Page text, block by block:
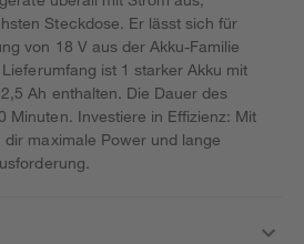
Steckdose. Er lässt sich für
von 18 V aus der Akku-Familie
ist 1 starker Akku mit
Ah enthalten. Die Dauer des
Minuten. Investiere in Effizienz: Mit
maximale Power und lange